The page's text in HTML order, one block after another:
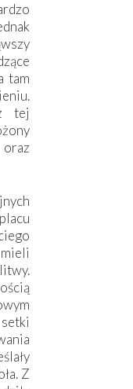
tam
tej
Z